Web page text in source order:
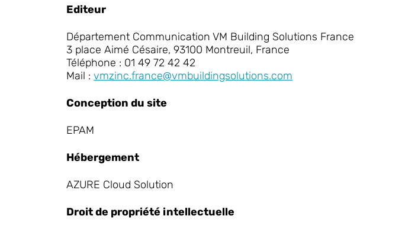
Editeur
Département Communication VM Building Solutions France
3 place Aimé Césaire, 93100 Montreuil, France
Téléphone : 01 49 72 42 42
Mail : vmzinc.france@vmbuildingsolutions.com
Conception du site
EPAM
Hébergement
AZURE Cloud Solution
Droit de propriété intellectuelle